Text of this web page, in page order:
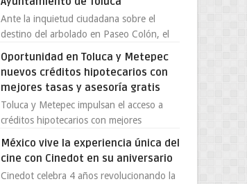
Ante la inquietud ciudadana sobre el
destino del arbolado en Paseo Colón, el
solo 26 ejemplares será...
Oportunidad en Toluca y Metepec
nuevos créditos hipotecarios con
mejores tasas y asesoría gratis
Toluca y Metepec impulsan el acceso a
créditos hipotecarios con mejores
emprendedores Con la creciente neces...
México vive la experiencia única del
cine con Cinedot en su aniversario
Cinedot celebra 4 años revolucionando la